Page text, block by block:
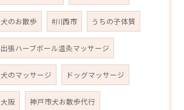
犬のお散歩 #川西市 うちの子体質
出張ハーブボール温灸マッサージ
犬のマッサージ ドッグマッサージ
大阪 神戸市犬お散歩代行